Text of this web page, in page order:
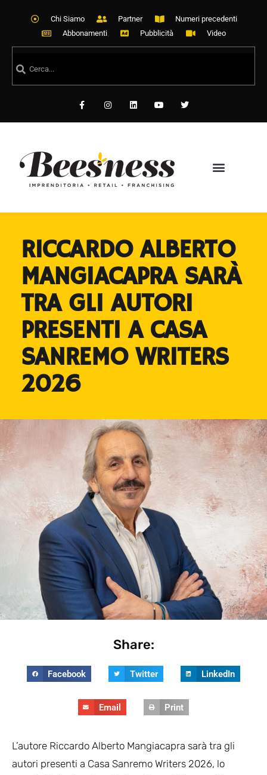
Chi Siamo Partner
Numeri precedenti
Abbonamenti
Pubblicità Video
RICCARDO ALBERTO
MANGIACAPRA SARÀ
TRA GLI AUTORI
PRESENTI A CASA
SANREMO WRITERS
2026
Share:
Facebook Twitter LinkedIn
Email Print
L’autore Riccardo Alberto Mangiacapra sarà tra gli
autori presenti a Casa Sanremo Writers 2026, lo